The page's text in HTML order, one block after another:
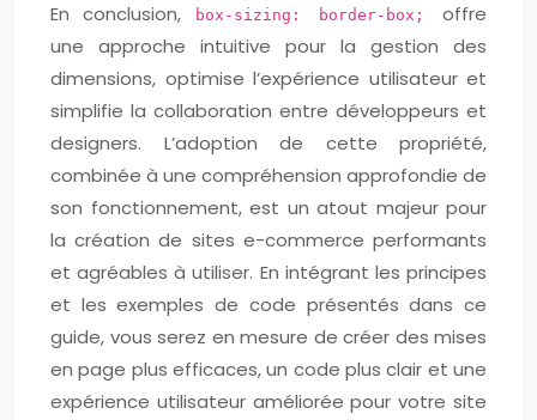
En conclusion, box-sizing: border-box; offre
une approche intuitive pour la gestion des
dimensions, optimise l’expérience utilisateur et
simplifie la collaboration entre développeurs et
designers. L’adoption de cette propriété,
combinée à une compréhension approfondie de
son fonctionnement, est un atout majeur pour
la création de sites e-commerce performants
et agréables à utiliser. En intégrant les principes
et les exemples de code présentés dans ce
guide, vous serez en mesure de créer des mises
en page plus efficaces, un code plus clair et une
expérience utilisateur améliorée pour votre site